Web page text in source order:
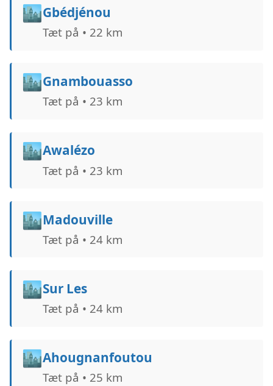
🏙️Gbédjénou
Tæt på • 22 km
🏙️Gnambouasso
Tæt på • 23 km
🏙️Awalézo
Tæt på • 23 km
🏙️Madouville
Tæt på • 24 km
🏙️Sur Les
Tæt på • 24 km
🏙️Ahougnanfoutou
Tæt på • 25 km